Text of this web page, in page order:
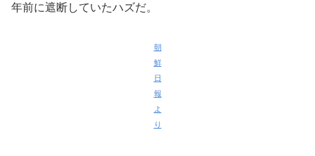
年前に遮断していたハズだ。
朝
鮮
日
報
よ
り